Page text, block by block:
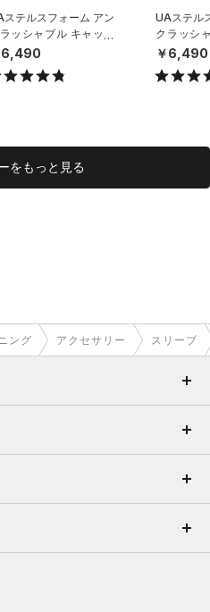
ステルスフォーム アン
ッシャブル キャップ
イフスタイル/UNISE
6,490
UAステル
クラッシ
（ライフ
X）
￥6,490
をもっと見る
ング アクセサリー スリーブ